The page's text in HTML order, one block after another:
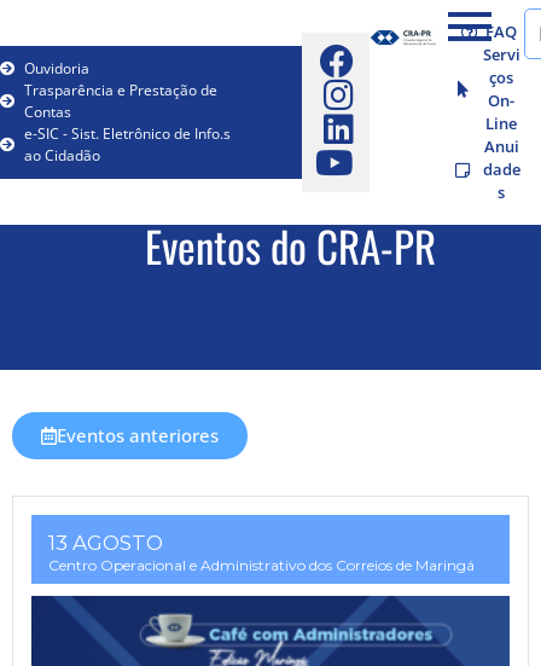
Ouvidoria
Trasparência e Prestação de
Contas
e-SIC - Sist. Eletrônico de Info.s
ao Cidadão
FAQ
Servi
ços
On-
Line
Anui
dade
s
Eventos do CRA-PR
Eventos anteriores
13 AGOSTO
Centro Operacional e Administrativo dos Correios de Maringá